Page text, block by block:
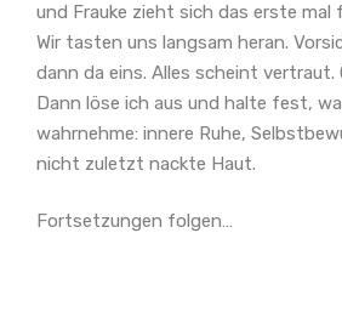
und Frauke zieht sich das erste mal
Wir tasten uns langsam heran.
dann da eins. Alles scheint vertraut.
Dann löse ich aus und halte fest,
wahrnehme: innere Ruhe,
nicht zuletzt nackte Haut.
Fortsetzungen folgen…